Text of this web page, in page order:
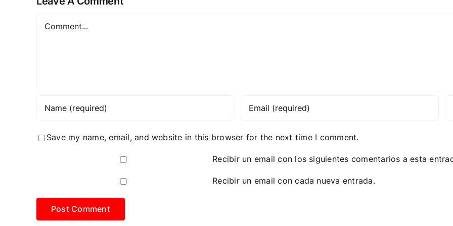
Comment
Save my name, email, and website in this browser for the next time I comment.
Recibir un email con los siguientes comentarios a esta
Recibir un email con cada nueva entrada.